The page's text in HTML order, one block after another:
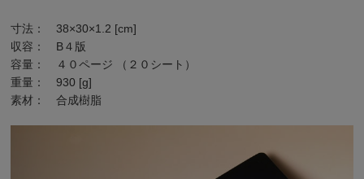
寸法： 38×30×1.2 [cm]
収容： B４版
容量： ４０ページ （２０シート）
重量： 930 [g]
素材： 合成樹脂